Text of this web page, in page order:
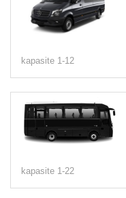
kapasite 1-12
kapasite 1-22